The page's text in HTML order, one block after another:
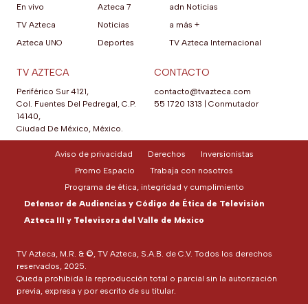
En vivo
TV Azteca
Azteca UNO
Azteca 7
Noticias
Deportes
adn Noticias
a más +
TV Azteca Internacional
TV AZTECA
Periférico Sur 4121,
Col. Fuentes Del Pedregal, C.P.
14140,
Ciudad De México, México.
CONTACTO
contacto@tvazteca.com
55 1720 1313
Conmutador
TV Azteca, M.R. & ©, TV Azteca, S.A.B. de C.V. Todos los derechos
reservados, 2025.
Queda prohibida la reproducción total o parcial sin la autorización
previa, expresa y por escrito de su titular.
Aviso de privacidad Derechos
Inversionistas
Promo Espacio
Trabaja con nosotros
Programa de ética, integridad y cumplimiento
Defensor de Audiencias y Código de Ética de Televisión
Azteca III y Televisora del Valle de México